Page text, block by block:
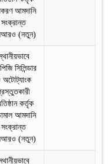
আমদানি
সংক্রান্ত
(নতুন)
সিলিন্ডার
অটোট্যাংক
কর্তৃক
আমদানি
সংক্রান্ত
(নতুন)